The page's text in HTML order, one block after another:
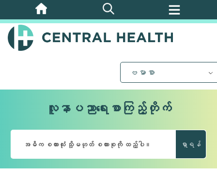
အဓိက
အကြောင်းအရာ
သို့
ဗမာစာ
လူနာပညာရေးစာကြည့်တိုက်
ရှာရန်